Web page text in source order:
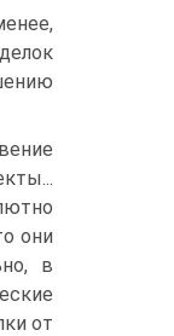
они
в
от